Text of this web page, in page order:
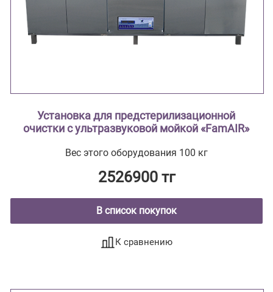
Установка для предстерилизационной
очистки с ультразвуковой мойкой «FamAIR»
Вес этого оборудования 100 кг
2526900 тг
В список покупок
К сравнению